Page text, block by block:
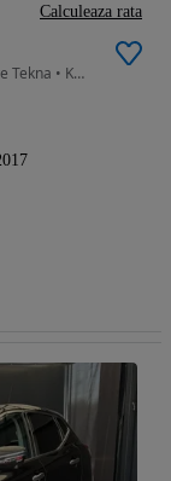
1995 cm3 • 177 CP • • NISSAN X-Trail 2017,echipare Tekna • Km:192k km • Motorizare: 2.0D,
Calculeaza rata